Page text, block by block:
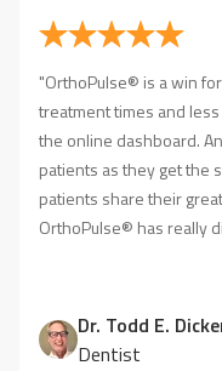
OrthoPulse® is a win
treatment times and
the online dashboard.
patients as they get the
patients share their
OrthoPulse® has really
Dr. Todd E.
Dentist